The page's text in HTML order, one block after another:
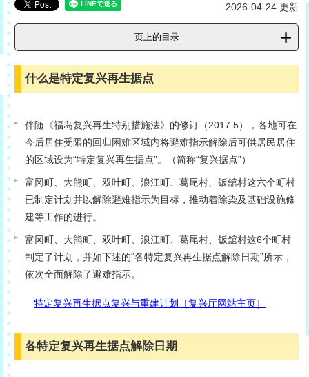
2026-04-24 更新
页上的目录
什么是特定复兴再生据点
伴随《福岛复兴再生特别措施法》的修订（2017.5），各地可在
今后居住受限的回归困难区域内将避难指示解除后可供居民居住
的区域设为“特定复兴再生据点”。（简称“复兴据点”）
富冈町、大熊町、双叶町、浪江町、葛尾村、饭舘村这六个町村
已制定计划并以解除避难指示为目标，推动着除染及基础设施修
建等工作的进行。
富冈町、大熊町、双叶町、浪江町、葛尾村、饭舘村这6个町村
制定了计划，并如下述的“各特定复兴再生据点解除日期”所示，
依次全面解除了避难指示。
特定复兴再生据点复兴与重建计划［复兴厅网站主页］
各特定复兴再生据点解除日期